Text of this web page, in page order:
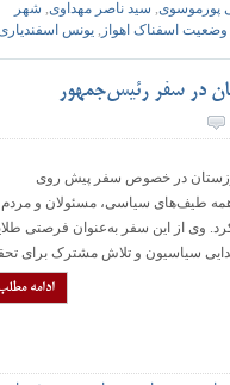
پورموسوی, سید ناصر مهداوی, شهر
وضعیت اسفناک اهواز , یونس
در سفر رئیس‌جمهور
خوزستان در خصوص سفر پیش روی
همه طیف‌های سیاسی، مسئولان و مردم
وی از این سفر به‌عنوان فرصتی
سیاسیون و تلاش مشترک برای
ادامه